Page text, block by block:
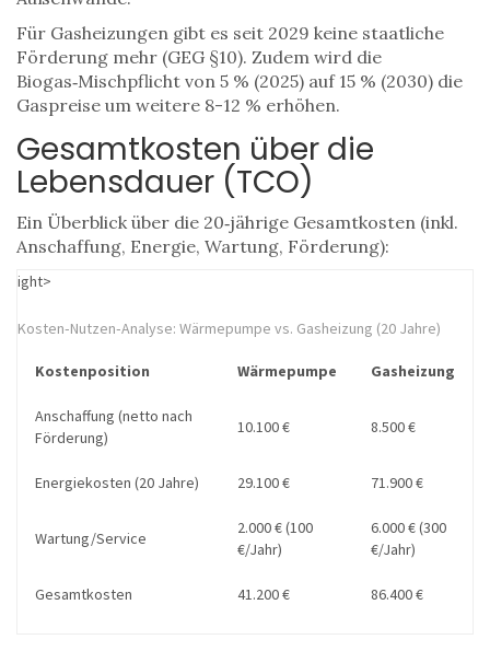
Für Gasheizungen gibt es seit 2029 keine staatliche
Förderung mehr (GEG §10). Zudem wird die
Biogas‑Mischpflicht von 5 % (2025) auf 15 % (2030) die
Gaspreise um weitere 8-12 % erhöhen.
Gesamtkosten über die
Lebensdauer (TCO)
Ein Überblick über die 20‑jährige Gesamtkosten (inkl.
Anschaffung, Energie, Wartung, Förderung):
ight>
Kosten‑Nutzen‑Analyse: Wärmepumpe vs. Gasheizung (20 Jahre)
Kostenposition Wärmepumpe Gasheizung
Anschaffung (netto nach
Förderung)
10.100 € 8.500 €
Energiekosten (20 Jahre) 29.100 € 71.900 €
Wartung/Service
2.000 € (100
€/Jahr)
6.000 € (300
€/Jahr)
Gesamtkosten 41.200 € 86.400 €